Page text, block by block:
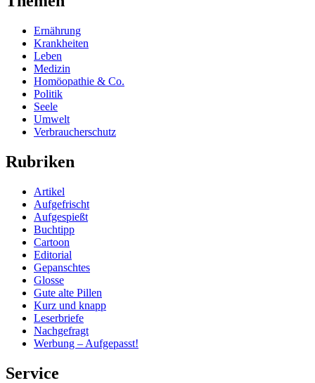
Ernährung
Krankheiten
Leben
Medizin
Homöopathie & Co.
Politik
Seele
Umwelt
Verbraucherschutz
Rubriken
Artikel
Aufgefrischt
Aufgespießt
Buchtipp
Cartoon
Editorial
Gepanschtes
Glosse
Gute alte Pillen
Kurz und knapp
Leserbriefe
Nachgefragt
Werbung – Aufgepasst!
Service